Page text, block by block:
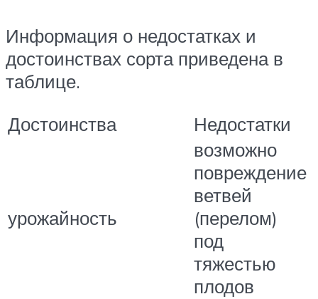
Информация о недостатках и
достоинствах сорта приведена в
таблице.
Достоинства
Недостатки
урожайность
возможно
повреждение
ветвей
(перелом)
под
тяжестью
плодов